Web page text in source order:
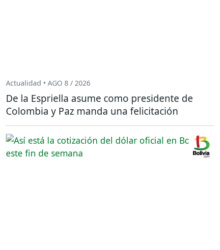
Actualidad • AGO 8 / 2026
De la Espriella asume como presidente de
Colombia y Paz manda una felicitación